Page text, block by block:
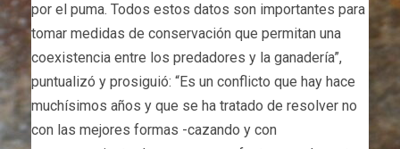
por el puma. Todos estos datos son importantes para
tomar medidas de conservación que permitan una
coexistencia entre los predadores y la ganadería”,
puntualizó y prosiguió: “Es un conflicto que hay hace
muchísimos años y que se ha tratado de resolver no
con las mejores formas -cazando y con